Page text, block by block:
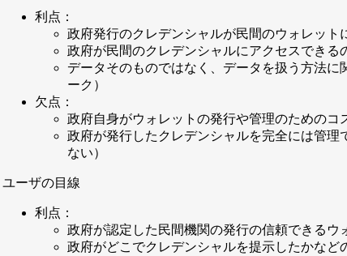
利点：
政府発行のクレデンシャルが民間のウォレッ
政府が民間のクレデンシャルにアクセスでき
データそのものではなく、データを扱う方法
ーク）
欠点：
政府自身がウォレットの発行や管理のためのコ
政府が発行したクレデンシャルを完全には管
ない）
ユーザの目線
利点：
政府が認定した民間機関の発行の信頼できるウ
政府がどこでクレデンシャルを提示したかなど